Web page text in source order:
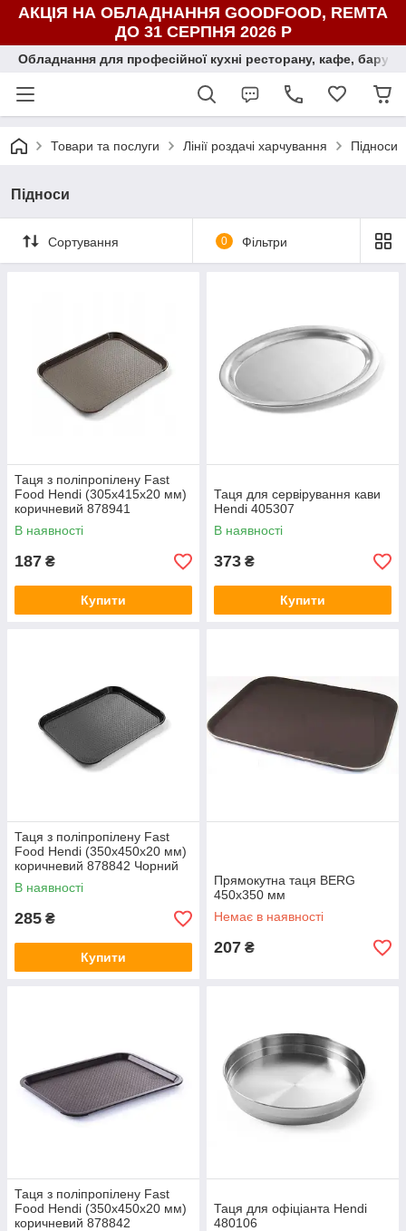
АКЦІЯ НА ОБЛАДНАННЯ GOODFOOD, REMTA
ДО 31 СЕРПНЯ 2026 Р
Обладнання для професійної кухні ресторану, кафе, бару,
Товари та послуги Лінії роздачі харчування Підноси
Підноси
Сортування 0 Фільтри
Таця з поліпропілену Fast
Food Hendi (305x415x20 мм)
коричневий 878941
В наявності
187 ₴
Купити
Таця для сервірування кави
Hendi 405307
В наявності
373 ₴
Купити
Таця з поліпропілену Fast
Food Hendi (350x450x20 мм)
коричневий 878842 Чорний
В наявності
285 ₴
Купити
Прямокутна таця BERG
450х350 мм
Немає в наявності
207 ₴
Таця з поліпропілену Fast
Food Hendi (350x450x20 мм)
коричневий 878842
Таця для офіціанта Hendi
480106